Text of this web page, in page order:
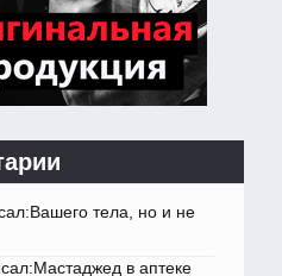
тела, но и не
в аптеке